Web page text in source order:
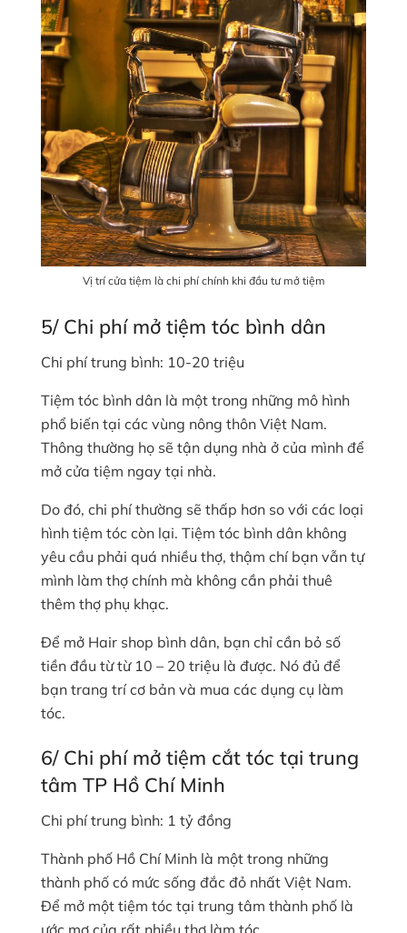
Vị trí cửa tiệm là chi phí chính khi đầu tư mở tiệm
5/ Chi phí mở tiệm tóc bình dân
Chi phí trung bình: 10-20 triệu
Tiệm tóc bình dân là một trong những mô hình
phổ biến tại các vùng nông thôn Việt Nam.
Thông thường họ sẽ tận dụng nhà ở của mình để
mở cửa tiệm ngay tại nhà.
Do đó, chi phí thường sẽ thấp hơn so với các loại
hình tiệm tóc còn lại. Tiệm tóc bình dân không
yêu cầu phải quá nhiều thợ, thậm chí bạn vẫn tự
mình làm thợ chính mà không cần phải thuê
thêm thợ phụ khạc.
Để mở Hair shop bình dân, bạn chỉ cần bỏ số
tiền đầu từ từ 10 – 20 triệu là được. Nó đủ để
bạn trang trí cơ bản và mua các dụng cụ làm
tóc.
6/ Chi phí mở tiệm cắt tóc tại trung
tâm TP Hồ Chí Minh
Chi phí trung bình: 1 tỷ đồng
Thành phố Hồ Chí Minh là một trong những
thành phố có mức sống đắc đỏ nhất Việt Nam.
Để mở một tiệm tóc tại trung tâm thành phố là
ước mơ của rất nhiều thợ làm tóc.